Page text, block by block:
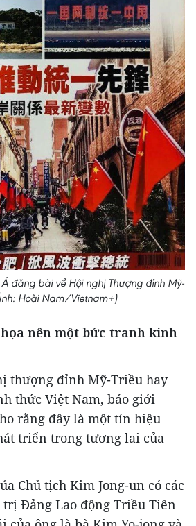
đăng bài về Hội nghị Thượng đỉnh Mỹ-
Hoài Nam/Vietnam+)
nên một bức tranh kinh
thượng đỉnh Mỹ-Triều hay
thức Việt Nam, báo giới
rằng đây là một tín hiệu
triển trong tương lai của
Chủ tịch Kim Jong-un có các
Đảng Lao động Triều Tiên